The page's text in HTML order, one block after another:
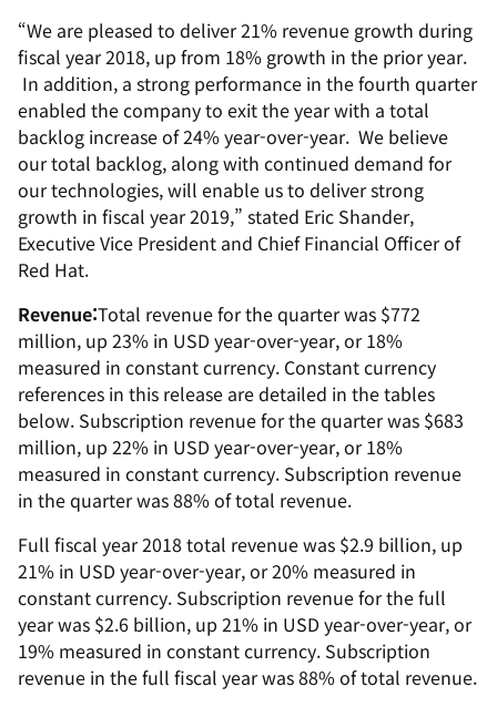
“We are pleased to deliver 21% revenue growth during
fiscal year 2018, up from 18% growth in the prior year.
In addition, a strong performance in the fourth quarter
enabled the company to exit the year with a total
backlog increase of 24% year-over-year. We believe
our total backlog, along with continued demand for
our technologies, will enable us to deliver strong
growth in fiscal year 2019,” stated Eric Shander,
Executive Vice President and Chief Financial Officer of
Red Hat.
Revenue:Total revenue for the quarter was $772
million, up 23% in USD year-over-year, or 18%
measured in constant currency. Constant currency
references in this release are detailed in the tables
below. Subscription revenue for the quarter was $683
million, up 22% in USD year-over-year, or 18%
measured in constant currency. Subscription revenue
in the quarter was 88% of total revenue.
Full fiscal year 2018 total revenue was $2.9 billion, up
21% in USD year-over-year, or 20% measured in
constant currency. Subscription revenue for the full
year was $2.6 billion, up 21% in USD year-over-year, or
19% measured in constant currency. Subscription
revenue in the full fiscal year was 88% of total revenue.